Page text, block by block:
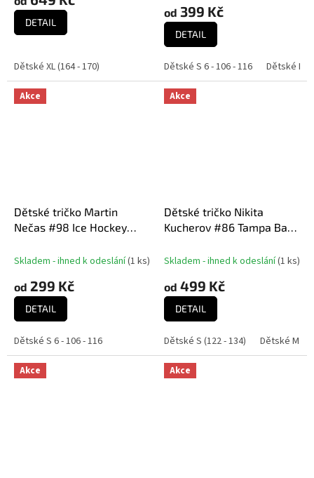
je
5,0
z
hvězdiček.
DETAIL
Dětské XL (164 - 170)
od 399 Kč
DETAIL
Dětské S 6 - 106 - 116 Dětské M
Akce
Dětské tričko Martin
Nečas #98 Ice Hockey
Czechia MS 2024
Skladem - ihned k odeslání(1 ks)
od 299 Kč
DETAIL
Dětské S 6 - 106 - 116
Akce
Dětské tričko Nikita
Kucherov #86 Tampa Bay
Number
Skladem - ihned k odeslání(1 ks)
od 499 Kč
DETAIL
Dětské S (122 - 134) Dětské M
Akce Akce